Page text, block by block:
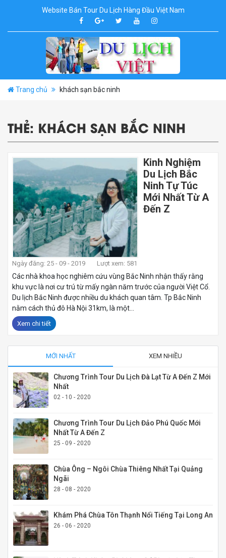
Website Bán Tour Du Lịch Hàng Đầu Việt Nam
Trang chủ khách sạn bắc ninh
THẺ: KHÁCH SẠN BẮC NINH
Kinh Nghiệm
Du Lịch Bắc
Ninh Tự Túc
Mới Nhất Từ A
Đến Z
Ngày đăng: 25 - 09 - 2019 Lượt xem: 581
Các nhà khoa học nghiêm cứu vùng Bắc Ninh nhận thấy rằng
khu vực là nơi cư trú từ mấy ngàn năm trước của người Việt Cổ.
Du lịch Bắc Ninh được nhiều du khách quan tâm. Tp Bắc Ninh
nằm cách thủ đô Hà Nội 31km, là một...
Xem chi tiết
MỚI NHẤT XEM NHIỀU
Chương Trình Tour Du Lịch Đà Lạt Từ A Đến Z Mới
Nhất
02 - 10 - 2020
Chương Trình Tour Du Lịch Đảo Phú Quốc Mới
Nhất Từ A Đến Z
25 - 09 - 2020
Chùa Ông – Ngôi Chùa Thiêng Nhất Tại Quảng
Ngãi
28 - 08 - 2020
Khám Phá Chùa Tôn Thạnh Nổi Tiếng Tại Long An
26 - 06 - 2020